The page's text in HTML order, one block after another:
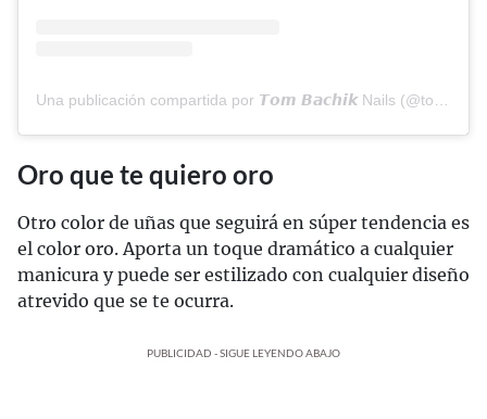
Una publicación compartida por 𝙏𝙤𝙢 𝘽𝙖𝙘𝙝𝙞𝙠 Nails (@tombachik)
Oro que te quiero oro
Otro color de uñas que seguirá en súper tendencia es
el color oro. Aporta un toque dramático a cualquier
manicura y puede ser estilizado con cualquier diseño
atrevido que se te ocurra.
PUBLICIDAD - SIGUE LEYENDO ABAJO